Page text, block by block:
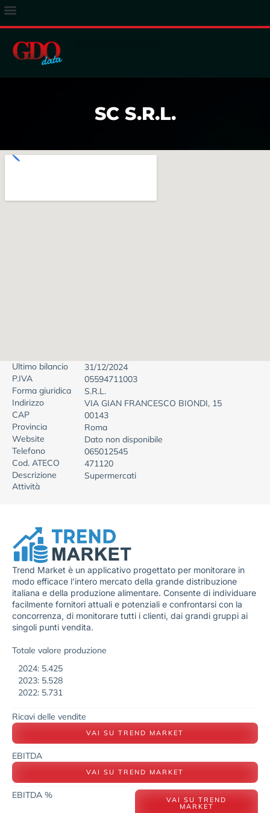
SC S.R.L.
Ultimo bilancio
31/12/2024
P.IVA
05594711003
Forma giuridica
S.R.L.
Indirizzo
VIA GIAN FRANCESCO BIONDI, 15
CAP
00143
Provincia
Roma
Website
Dato non disponibile
Telefono
065012545
Cod. ATECO
471120
Descrizione
Attività
Supermercati
Trend Market è un applicativo progettato per monitorare in
modo efficace l’intero mercato della grande distribuzione
italiana e della produzione alimentare. Consente di individuare
facilmente fornitori attuali e potenziali e confrontarsi con la
concorrenza, di monitorare tutti i clienti, dai grandi gruppi ai
singoli punti vendita.
Totale valore produzione
2024: 5.425
2023: 5.528
2022: 5.731
Ricavi delle vendite
VAI SU TREND MARKET
EBITDA
VAI SU TREND MARKET
EBITDA % VAI SU TREND
MARKET